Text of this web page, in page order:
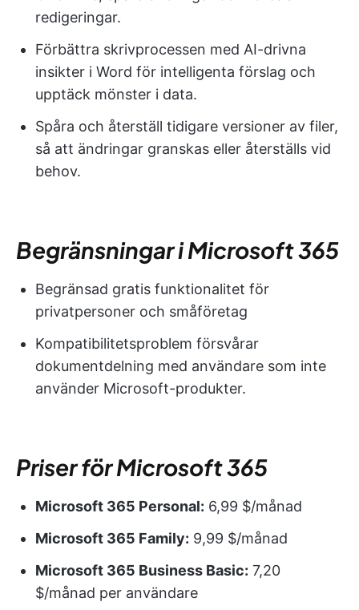
redigeringar.
Förbättra skrivprocessen med AI-drivna
insikter i Word för intelligenta förslag och
upptäck mönster i data.
Spåra och återställ tidigare versioner av filer,
så att ändringar granskas eller återställs vid
behov.
Begränsningar i Microsoft 365
Begränsad gratis funktionalitet för
privatpersoner och småföretag
Kompatibilitetsproblem försvårar
dokumentdelning med användare som inte
använder Microsoft-produkter.
Priser för Microsoft 365
Microsoft 365 Personal: 6,99 $/månad
Microsoft 365 Family: 9,99 $/månad
Microsoft 365 Business Basic: 7,20
$/månad per användare